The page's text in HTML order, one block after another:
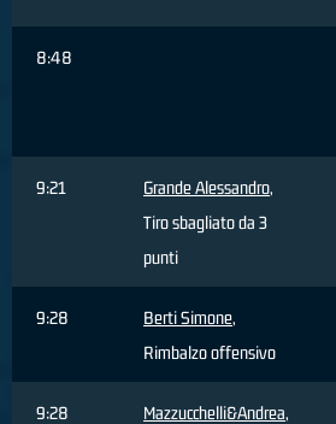
8:48
9:21 Grande Alessandro,
Tiro sbagliato da 3
punti
9:28 Berti Simone,
Rimbalzo offensivo
9:28 Mazzucchelli&Andrea,